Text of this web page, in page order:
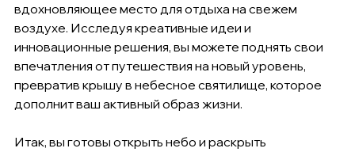
вдохновляющее место для отдыха на свежем
воздухе. Исследуя креативные идеи и
инновационные решения, вы можете поднять свои
впечатления от путешествия на новый уровень,
превратив крышу в небесное святилище, которое
дополнит ваш активный образ жизни.
Итак, вы готовы открыть небо и раскрыть